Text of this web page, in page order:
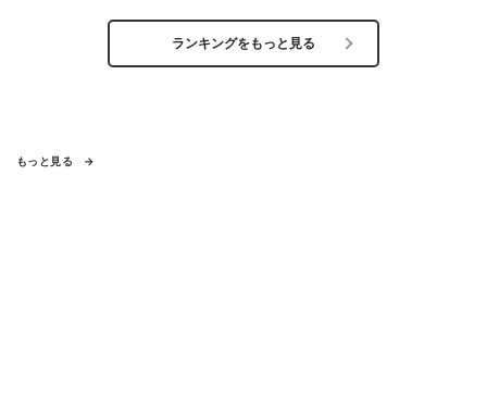
ランキングをもっと見る
もっと見る